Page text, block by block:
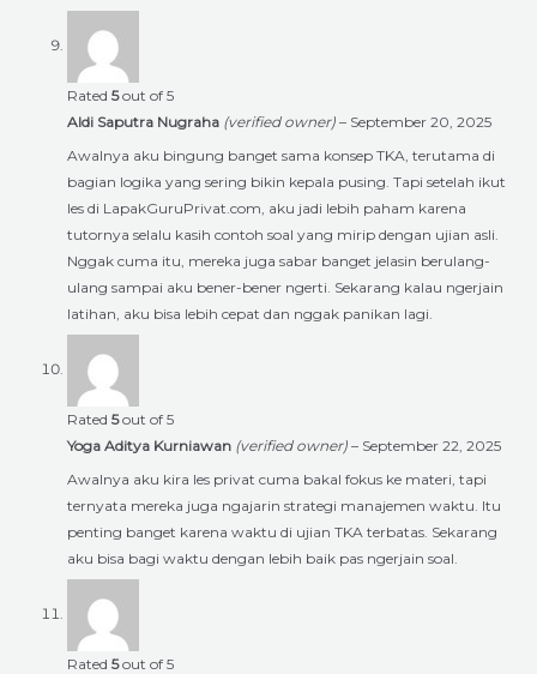
Rated 5out of 5
Aldi Saputra Nugraha (verified owner) – September 20, 2025
Awalnya aku bingung banget sama konsep TKA, terutama di
bagian logika yang sering bikin kepala pusing. Tapi setelah ikut
les di LapakGuruPrivat.com, aku jadi lebih paham karena
tutornya selalu kasih contoh soal yang mirip dengan ujian asli.
Nggak cuma itu, mereka juga sabar banget jelasin berulang-
ulang sampai aku bener-bener ngerti. Sekarang kalau ngerjain
latihan, aku bisa lebih cepat dan nggak panikan lagi.
Rated 5out of 5
Yoga Aditya Kurniawan (verified owner) – September 22, 2025
Awalnya aku kira les privat cuma bakal fokus ke materi, tapi
ternyata mereka juga ngajarin strategi manajemen waktu. Itu
penting banget karena waktu di ujian TKA terbatas. Sekarang
aku bisa bagi waktu dengan lebih baik pas ngerjain soal.
Rated 5out of 5